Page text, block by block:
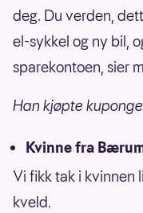
deg. Du verden,
el-sykkel og ny bil,
sparekontoen, sier
Han kjøpte
Kvinne fra
Vi fikk tak i kvinnen
kveld.